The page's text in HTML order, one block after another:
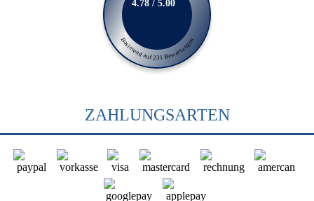
Basierend auf 231 Bewertungen
4.78 / 5.00
ZAHLUNGSARTEN